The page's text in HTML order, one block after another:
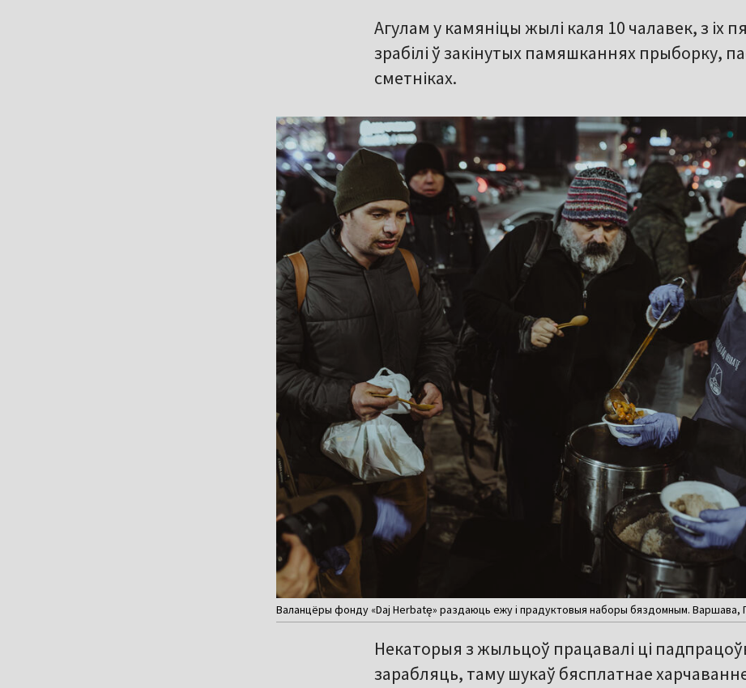
Агулам у камяніцы жылі каля 10 чалавек, з іх
зрабілі ў закінутых памяшканнях прыборку,
сметніках.
Валанцёры фонду «Daj Herbatę» раздаюць ежу і прадуктовыя наборы бяздомным. Варшава,
Некаторыя з жыльцоў працавалі ці
зарабляць, таму шукаў бясплатнае